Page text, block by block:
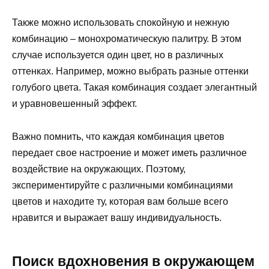
Также можно использовать спокойную и нежную
комбинацию – монохроматическую палитру. В этом
случае используется один цвет, но в различных
оттенках. Например, можно выбрать разные оттенки
голубого цвета. Такая комбинация создает элегантный
и уравновешенный эффект.
Важно помнить, что каждая комбинация цветов
передает свое настроение и может иметь различное
воздействие на окружающих. Поэтому,
экспериментируйте с различными комбинациями
цветов и находите ту, которая вам больше всего
нравится и выражает вашу индивидуальность.
Поиск вдохновения в окружающем